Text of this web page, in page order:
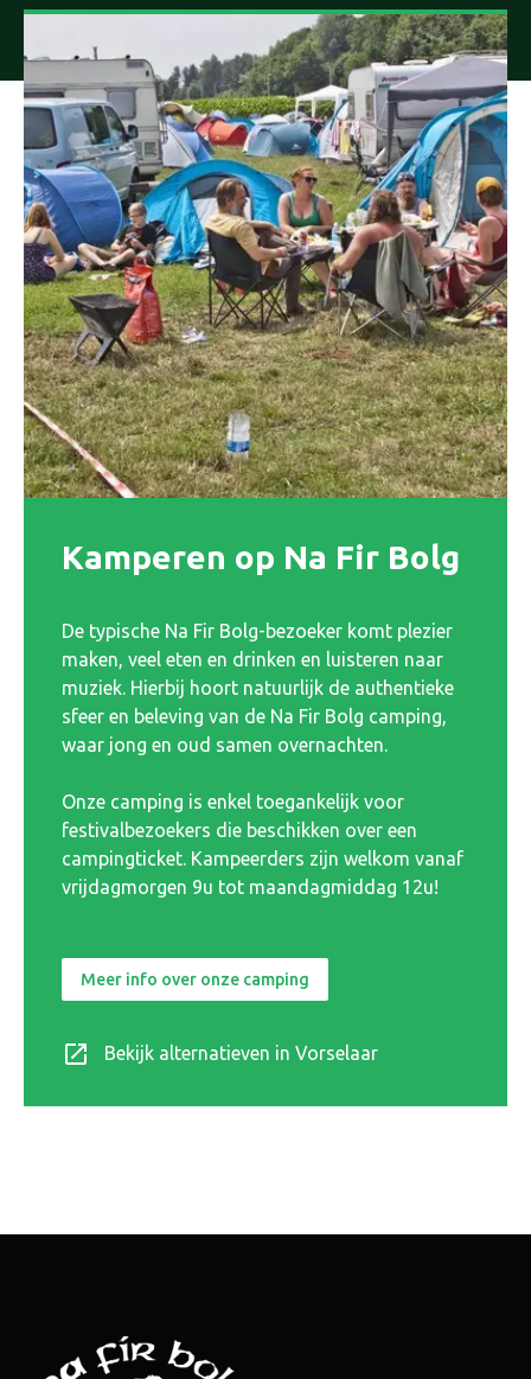
Kamperen op Na Fir Bolg
De typische Na Fir Bolg-bezoeker komt plezier
maken, veel eten en drinken en luisteren naar
muziek. Hierbij hoort natuurlijk de authentieke
sfeer en beleving van de Na Fir Bolg camping,
waar jong en oud samen overnachten.
Onze camping is enkel toegankelijk voor
festivalbezoekers die beschikken over een
campingticket. Kampeerders zijn welkom vanaf
vrijdagmorgen 9u tot maandagmiddag 12u!
Meer info over onze camping
Bekijk alternatieven in Vorselaar